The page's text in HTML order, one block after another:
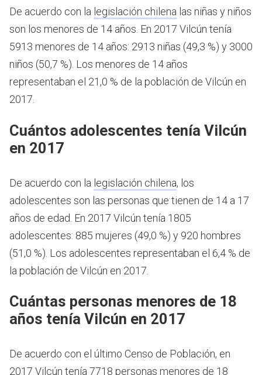
De acuerdo con la legislación chilena las niñas y niños
son los menores de 14 años. En 2017 Vilcún tenía
5913 menores de 14 años: 2913 niñas (49,3 %) y 3000
niños (50,7 %). Los menores de 14 años
representaban el 21,0 % de la población de Vilcún en
2017.
Cuántos adolescentes tenía Vilcún
en 2017
De acuerdo con la legislación chilena, los
adolescentes son las personas que tienen de 14 a 17
años de edad. En 2017 Vilcún tenía 1805
adolescentes: 885 mujeres (49,0 %) y 920 hombres
(51,0 %). Los adolescentes representaban el 6,4 % de
la población de Vilcún en 2017.
Cuántas personas menores de 18
años tenía Vilcún en 2017
De acuerdo con el último Censo de Población, en
2017 Vilcún tenía 7718 personas menores de 18